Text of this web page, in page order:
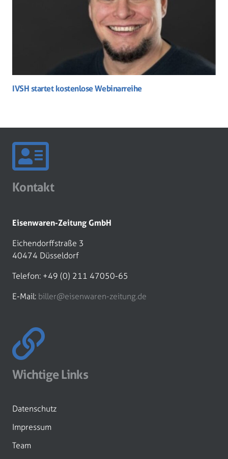
IVSH startet kostenlose Webinarreihe
Kontakt
Eisenwaren-Zeitung GmbH
Eichendorffstraße 3
40474 Düsseldorf
Telefon: +49 (0) 211 47050-65
E-Mail: biller@eisenwaren-zeitung.de
Wichtige Links
Datenschutz
Impressum
Team